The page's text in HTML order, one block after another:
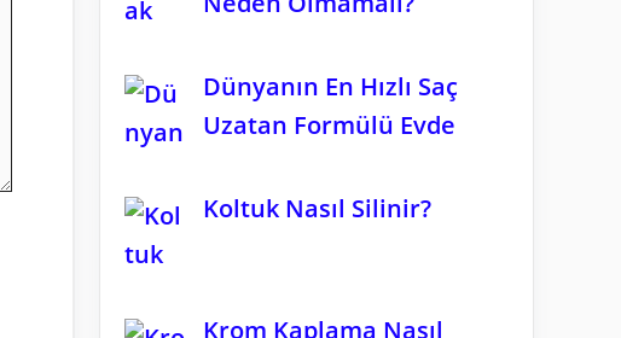
Dünyanın En Hızlı Saç
Uzatan Formülü Evde
Koltuk Nasıl Silinir?
Krom Kaplama Nasıl